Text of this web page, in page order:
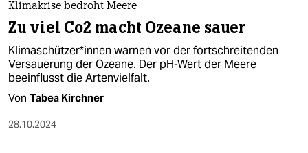
Klimakrise bedroht Meere
Zu viel Co2 macht Ozeane sauer
Kli­ma­schüt­ze­r*in­nen warnen vor der fortschreitenden
Versauerung der Ozeane. Der pH-Wert der Meere
beeinflusst die Artenvielfalt.
Von Tabea Kirchner
28.10.2024